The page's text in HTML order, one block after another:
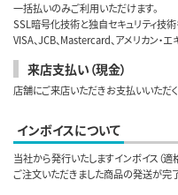
一括払いのみご利用いただけます。
SSL暗号化技術と独自セキュリティ技術
VISA、JCB、Mastercard、アメリカン・
来店支払い（現金）
店舗にご来店いただきお支払いいただく
インボイスについて
当社から発行いたしますインボイス（適
ご注文いただきました商品の発送が完